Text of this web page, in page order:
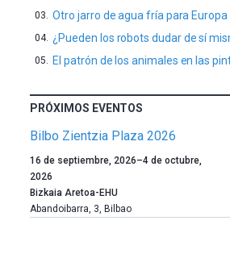
Otro jarro de agua fría para Europa
¿Pueden los robots dudar de sí
El patrón de los animales en las
PRÓXIMOS EVENTOS
Bilbo Zientzia Plaza 2026
Un
año
más,
Bilbao
16 de septiembre, 2026–4 de octubre,
2026
Bizkaia Aretoa-EHU
Abandoibarra, 3, Bilbao